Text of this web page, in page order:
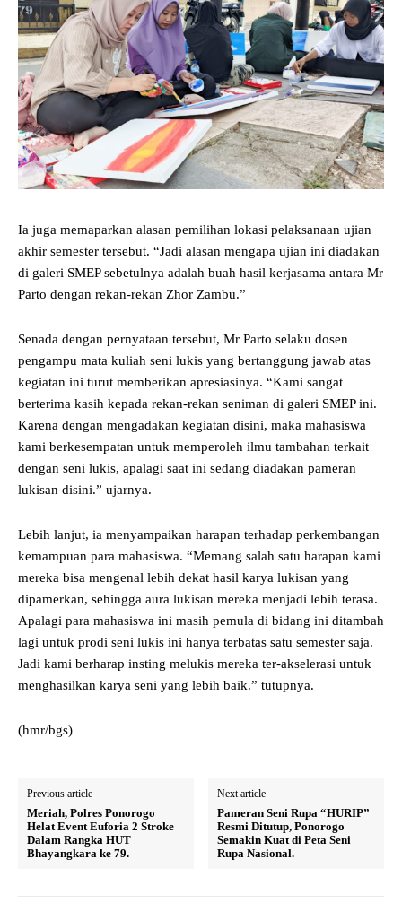
Ia juga memaparkan alasan pemilihan lokasi pelaksanaan ujian
akhir semester tersebut. “Jadi alasan mengapa ujian ini diadakan
di galeri SMEP sebetulnya adalah buah hasil kerjasama antara Mr
Parto dengan rekan-rekan Zhor Zambu.”
Senada dengan pernyataan tersebut, Mr Parto selaku dosen
pengampu mata kuliah seni lukis yang bertanggung jawab atas
kegiatan ini turut memberikan apresiasinya. “Kami sangat
berterima kasih kepada rekan-rekan seniman di galeri SMEP ini.
Karena dengan mengadakan kegiatan disini, maka mahasiswa
kami berkesempatan untuk memperoleh ilmu tambahan terkait
dengan seni lukis, apalagi saat ini sedang diadakan pameran
lukisan disini.” ujarnya.
Lebih lanjut, ia menyampaikan harapan terhadap perkembangan
kemampuan para mahasiswa. “Memang salah satu harapan kami
mereka bisa mengenal lebih dekat hasil karya lukisan yang
dipamerkan, sehingga aura lukisan mereka menjadi lebih terasa.
Apalagi para mahasiswa ini masih pemula di bidang ini ditambah
lagi untuk prodi seni lukis ini hanya terbatas satu semester saja.
Jadi kami berharap insting melukis mereka ter-akselerasi untuk
menghasilkan karya seni yang lebih baik.” tutupnya.
(hmr/bgs)
Previous article
Meriah, Polres Ponorogo
Helat Event Euforia 2 Stroke
Dalam Rangka HUT
Bhayangkara ke 79.
Next article
Pameran Seni Rupa “HURIP”
Resmi Ditutup, Ponorogo
Semakin Kuat di Peta Seni
Rupa Nasional.